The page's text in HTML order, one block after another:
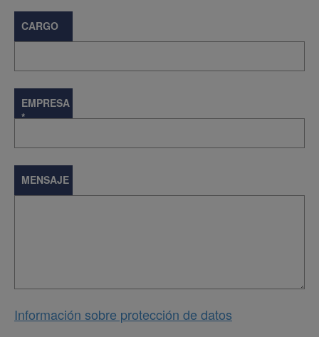
CARGO
EMPRESA
*
MENSAJE
Información sobre protección de datos